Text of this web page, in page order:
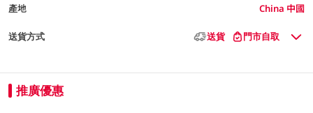
產地 China 中國
送貨方式 送貨 門市自取
推廣優惠